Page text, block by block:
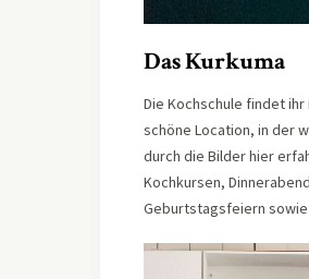
Das Kurkuma
Die Kochschule findet
schöne Location, in der
durch die Bilder hier
Kochkursen,
Geburtstagsfeiern